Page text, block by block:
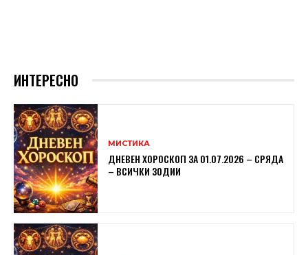
ИНТЕРЕСНО
МИСТИКА
ДНЕВЕН ХОРОСКОП ЗА 01.07.2026 – СРЯДА
– ВСИЧКИ ЗОДИИ